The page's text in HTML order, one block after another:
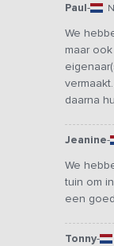
Paul-
We
maar
daarna
Jeanine-
We
tuin om
een
Tonny-